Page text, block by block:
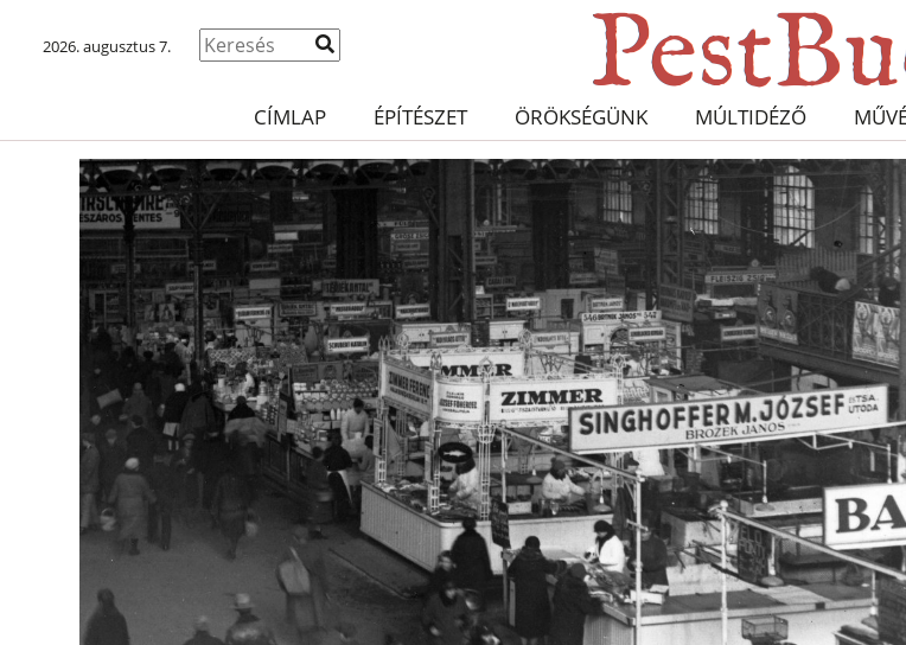
2026. augusztus 7.
CÍMLAP ÉPÍTÉSZET ÖRÖKSÉGÜNK MÚLTIDÉZŐ